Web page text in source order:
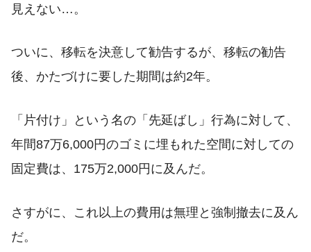
見えない…。
ついに、移転を決意して勧告するが、移転の勧告
後、かたづけに要した期間は約2年。
「片付け」という名の「先延ばし」行為に対して、
年間87万6,000円のゴミに埋もれた空間に対しての
固定費は、175万2,000円に及んだ。
さすがに、これ以上の費用は無理と強制撤去に及ん
だ。